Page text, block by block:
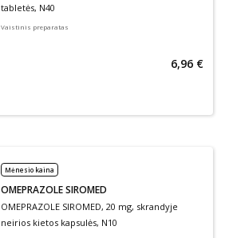
tabletės, N40
Vaistinis preparatas
6,96 €
Mėnesio kaina
OMEPRAZOLE SIROMED
OMEPRAZOLE SIROMED, 20 mg, skrandyje
neirios kietos kapsulės, N10